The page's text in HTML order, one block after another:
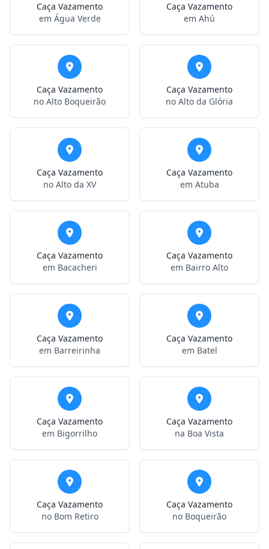
Caça Vazamento
em Água Verde
Caça Vazamento
em Ahú
Caça Vazamento
no Alto Boqueirão
Caça Vazamento
no Alto da Glória
Caça Vazamento
no Alto da XV
Caça Vazamento
em Atuba
Caça Vazamento
em Bacacheri
Caça Vazamento
em Bairro Alto
Caça Vazamento
em Barreirinha
Caça Vazamento
em Batel
Caça Vazamento
em Bigorrilho
Caça Vazamento
na Boa Vista
Caça Vazamento
no Bom Retiro
Caça Vazamento
no Boqueirão